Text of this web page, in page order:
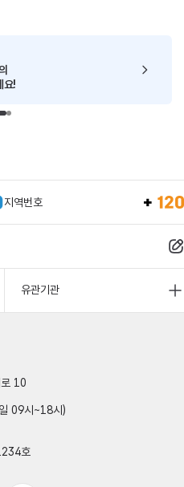
요!
지역번호
유관기관
10
09시~18시)
호